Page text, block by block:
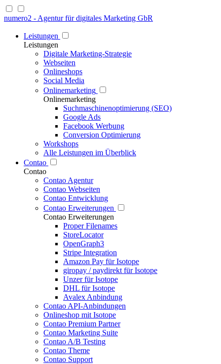
numero2 - Agentur für digitales Marketing GbR
Leistungen
Leistungen
Digitale Marketing-Strategie
Webseiten
Onlineshops
Social Media
Onlinemarketing
Onlinemarketing
Suchmaschinenoptimierung (SEO)
Google Ads
Facebook Werbung
Conversion Optimierung
Workshops
Alle Leistungen im Überblick
Contao
Contao
Contao Agentur
Contao Webseiten
Contao Entwicklung
Contao Erweiterungen
Contao Erweiterungen
Proper Filenames
StoreLocator
OpenGraph3
Stripe Integration
Amazon Pay für Isotope
giropay / paydirekt für Isotope
Unzer für Isotope
DHL für Isotope
Avalex Anbindung
Contao API-Anbindungen
Onlineshop mit Isotope
Contao Premium Partner
Contao Marketing Suite
Contao A/B Testing
Contao Theme
Contao Support